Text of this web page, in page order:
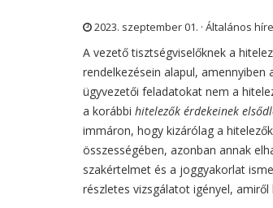
2023. szeptember 01. · Általános
A vezető tisztségviselőknek a
rendelkezésein alapul, amennyiben
ügyvezetői feladatokat nem a
a korábbi hitelezők érdekeinek
immáron, hogy kizárólag a
összességében, azonban annak
szakértelmet és a joggyakorlat
részletes vizsgálatot igényel,